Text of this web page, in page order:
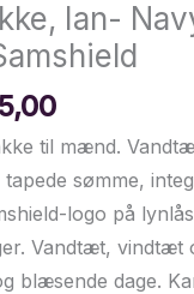
Ian-
til mænd.
tapede sømme,
logo på
Vandtæt, vindtæt
blæsende dage.